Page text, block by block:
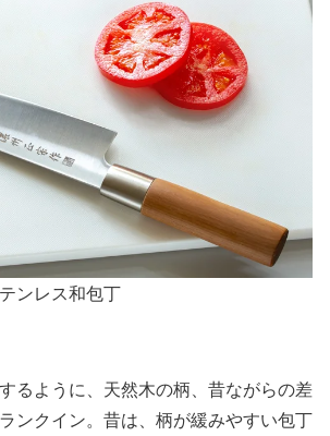
ンレス和包丁
るように、天然木の柄、昔ながらの差
ンクイン。昔は、柄が緩みやすい包丁